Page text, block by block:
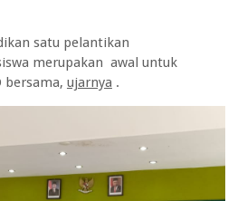
satu pelantikan
merupakan awal untuk
bersama, ujarnya .